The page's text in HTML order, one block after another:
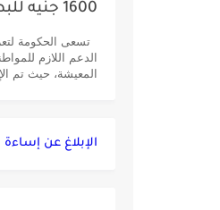
1600 جنيه للبطاقات اليوم
تسعى الحكومة
الدعم اللازم
المعيشة، حيث تم
الإبلاغ عن